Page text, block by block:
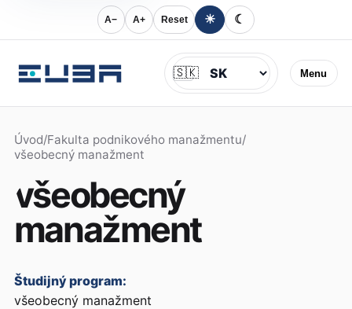
A− A+ Reset ☀ ☾
Menu
Jazyk
🇸🇰
Úvod/Fakulta podnikového manažmentu/
všeobecný manažment
všeobecný
manažment
Študijný program:
všeobecný manažment